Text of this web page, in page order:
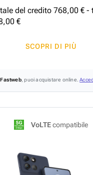
del credito 768,00 € -
,00 €
SCOPRI DI PIÙ
, puoi acquistare online.
VoLTEcompatibile